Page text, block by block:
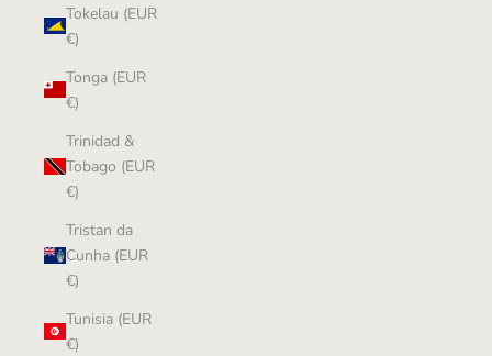
Tokelau (EUR
€)
Tonga (EUR
€)
Trinidad &
Tobago (EUR
€)
Tristan da
Cunha (EUR
€)
Tunisia (EUR
€)